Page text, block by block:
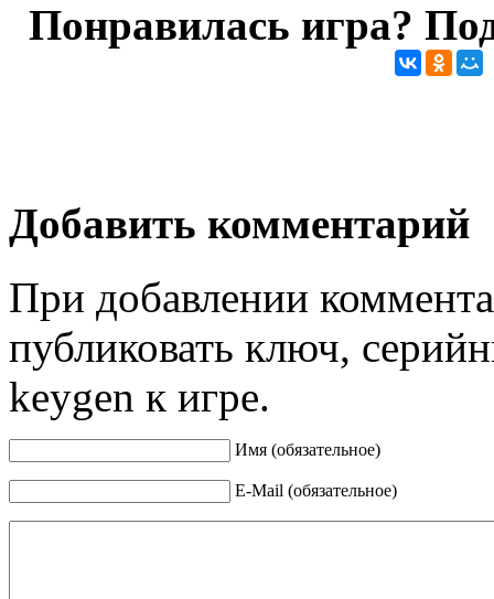
Понравилась игра?
Добавить комментарий
При добавлении
публиковать ключ,
keygen к игре.
Имя (обязательное)
E-Mail (обязательное)